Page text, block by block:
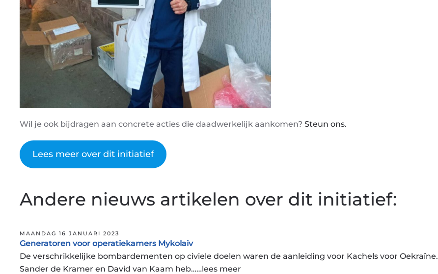
Wil je ook bijdragen aan concrete acties die daadwerkelijk aankomen? Steun ons.
Lees meer over dit initiatief
Andere nieuws artikelen over dit initiatief:
MAANDAG 16 JANUARI 2023
Generatoren voor operatiekamers Mykolaiv
De verschrikkelijke bombardementen op civiele doelen waren de aanleiding voor Kachels voor Oekraïne.
Sander de Kramer en David van Kaam heb……lees meer